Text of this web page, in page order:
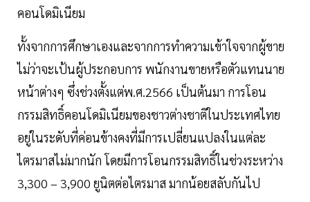
คอนโดมิเนียม
ทั้งจากการศึกษาเองและจากการทำความเข้าใจจากผู้ขาย
ไม่ว่าจะเป้นผู้ประกอบการ พนักงานขายหรือตัวแทนนาย
หน้าต่างๆ ซึ่งช่วงตั้งแต่พ.ศ.2566 เป็นต้นมา การโอน
กรรมสิทธิ์คอนโดมิเนียมของชาวต่างชาติในประเทศไทย
อยู่ในระดับที่ค่อนข้างคงที่มีการเปลี่ยนแปลงในแต่ละ
ไตรมาสไม่มากนัก โดยมีการโอนกรรมสิทธิ์ในช่วงระหว่าง
3,300 – 3,900 ยูนิตต่อไตรมาส มากน้อยสลับกันไป